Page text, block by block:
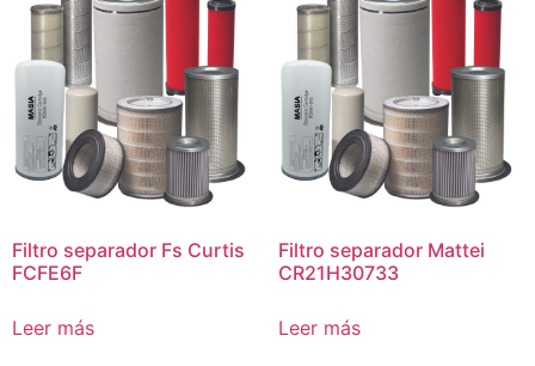
Filtro separador Fs Curtis
FCFE6F
Leer más
Filtro separador Mattei
CR21H30733
Leer más